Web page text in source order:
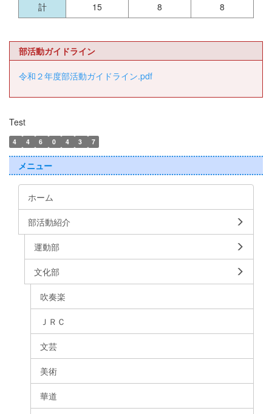
計
15 8 8
部活動ガイドライン
令和２年度部活動ガイドライン.pdf
Test
4 4 6 0 4 3 7
メニュー
ホーム
部活動紹介
運動部
文化部
吹奏楽
ＪＲＣ
文芸
美術
華道